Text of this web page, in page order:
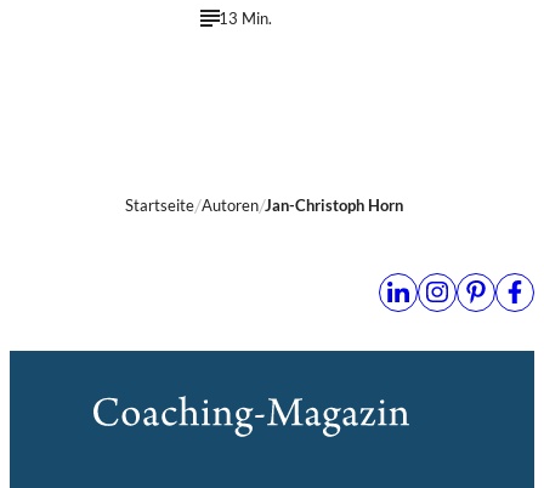
13 Min.
Startseite Autoren Jan-Christoph Horn